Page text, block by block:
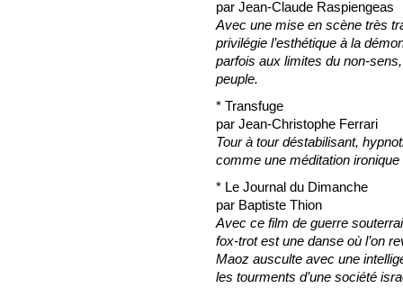
par Jean-Claude Raspiengeas
Avec une mise en scène très
privilégie l’esthétique à la
parfois aux limites du non-
peuple.
* Transfuge
par Jean-Christophe Ferrari
Tour à tour déstabilisant,
comme une méditation
* Le Journal du Dimanche
par Baptiste Thion
Avec ce film de guerre
fox-trot est une danse où l’on
Maoz ausculte avec une
les tourments d’une société